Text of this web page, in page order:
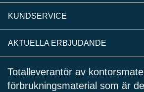
KUNDSERVICE
AKTUELLA ERBJUDANDE
Totalleverantör av
förbrukningsmaterial som är